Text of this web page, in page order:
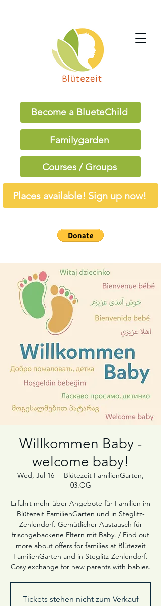
Become a BlueteChild
Familygarden
Courses / Groups
Places available! Sign up now!
Willkommen Baby -
welcome baby!
Wed, Jul 16
  |
Blütezeit FamilienGarten,
03.OG
Erfahrt mehr über Angebote für Familien im
Blütezeit FamilienGarten und in Steglitz-
Zehlendorf. Gemütlicher Austausch für
frischgebackene Eltern mit Baby. / Find out
more about offers for families at Blütezeit
FamilienGarten and in Steglitz-Zehlendorf.
Cosy exchange for new parents with babies.
Tickets stehen nicht zum Verkauf